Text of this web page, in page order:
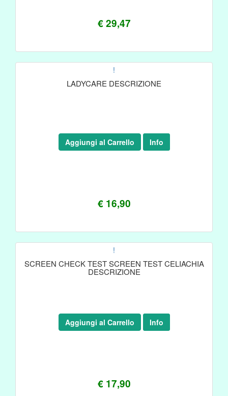
€ 29,47
!
LADYCARE DESCRIZIONE
€ 16,90
Aggiungi al Carrello Info
!
SCREEN CHECK TEST SCREEN TEST CELIACHIA
DESCRIZIONE
€ 17,90
Aggiungi al Carrello Info